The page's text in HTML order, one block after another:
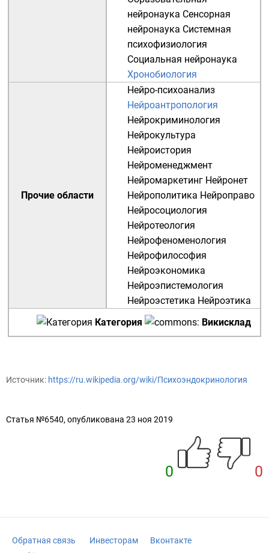
нейронаука Сенсорная
нейронаука Системная
психофизиология
Социальная нейронаука
Хронобиология
Прочие области
Нейро-психоанализ
Нейроантропология
Нейрокриминология
Нейрокультура
Нейроистория
Нейроменеджмент
Нейромаркетинг Нейронет
Нейрополитика Нейроправо
Нейросоциология
Нейротеология
Нейрофеноменология
Нейрофилософия
Нейроэкономика
Нейроэпистемология
Нейроэстетика Нейроэтика
Категория
Викисклад
Источник: https://ru.wikipedia.org/wiki/Психоэндокринология
Статья №6540, опубликована 23 ноя 2019
0 0
Обратная связь Инвесторам
Вконтакте